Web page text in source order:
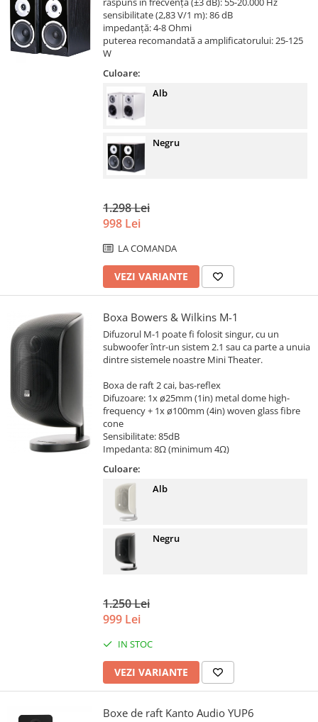
sensibilitate (2,83 V/1 m): 86 dB
impedanță: 4-8 Ohmi
puterea recomandată a amplificatorului: 25-125
W
Culoare:
Alb
Negru
1.298 Lei
998 Lei
LA COMANDA
VEZI VARIANTE
Boxa Bowers & Wilkins M-1
Difuzorul M-1 poate fi folosit singur, cu un
subwoofer într-un sistem 2.1 sau ca parte a unuia
dintre sistemele noastre Mini Theater.
Boxa de raft 2 cai, bas-reflex
Difuzoare: 1x ø25mm (1in) metal dome high-
frequency + 1x ø100mm (4in) woven glass fibre
cone
Sensibilitate: 85dB
Impedanta: 8Ω (minimum 4Ω)
Culoare:
Alb
Negru
1.250 Lei
999 Lei
IN STOC
VEZI VARIANTE
Boxe de raft Kanto Audio YUP6